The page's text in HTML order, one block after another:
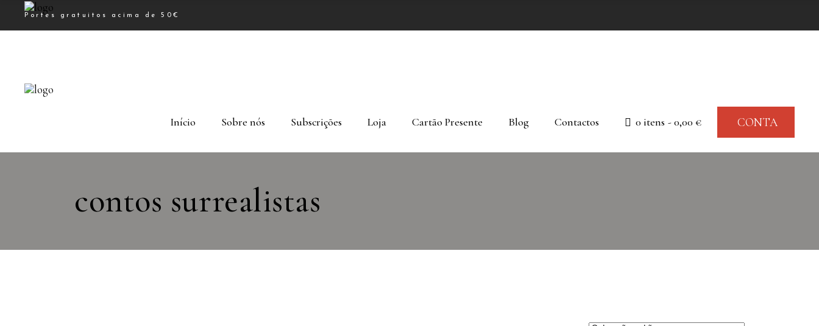
Portes gratuitos acima de 50€
Início Sobre nós Subscrições Loja Cartão Presente Blog Contactos 0 itens 0,00 € CONTA
contos surrealistas